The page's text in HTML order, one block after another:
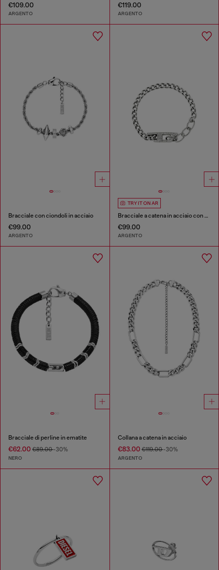
€109.00
ARGENTO
€119.00
ARGENTO
Bracciale con ciondoli in acciaio
€99.00
ARGENTO
TRY IT ON AR
Bracciale a catena in acciaio con dettagli luminosi
€99.00
ARGENTO
Bracciale di perline in ematite
€62.00 €89.00-30%
NERO
Collana a catena in acciaio
€83.00€119.00-30%
ARGENTO